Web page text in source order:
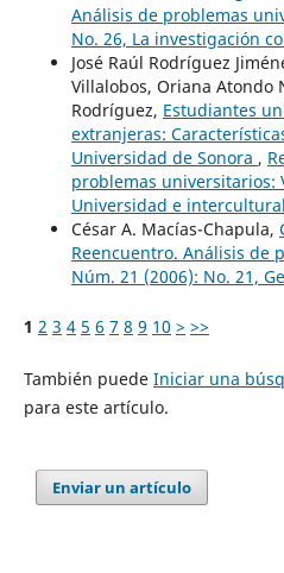
Análisis de problemas
No. 26, La investigación
José Raúl Rodríguez
Villalobos, Oriana Atondo
Rodríguez, Estudiantes
extranjeras:
Universidad de Sonora ,
problemas universitarios:
Universidad e
César A. Macías-Chapula,
Reencuentro. Análisis de
Núm. 21 (2006): No. 21,
1 2 3 4 5 6 7 8 9 10 > >>
También puede Iniciar una
para este artículo.
Enviar un artículo